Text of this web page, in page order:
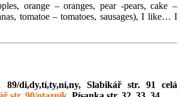
orange – oranges, pear -pears, cake –
tomatoe – tomatoes, sausages), I like… I
89/di,dy,tí,ty,ní,ny, Slabikář str. 91 celá